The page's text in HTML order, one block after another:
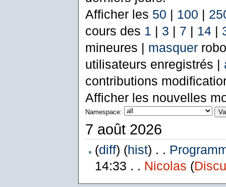
Afficher les 50 | 100 |
cours des 1 | 3 | 7 | 14|
mineures | masquer
utilisateurs enregistrés |
contributions
Afficher les nouvelles
Namespace:
7 août 2026
(diff) (hist) . .
14:33 . . Nicolas (